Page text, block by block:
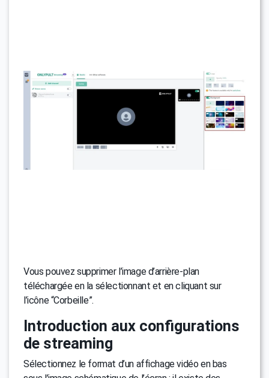
Vous pouvez supprimer l’image d’arrière-plan
téléchargée en la sélectionnant et en cliquant sur
l’icône “Corbeille”.
Introduction aux configurations
de streaming
Sélectionnez le format d’un affichage vidéo en bas